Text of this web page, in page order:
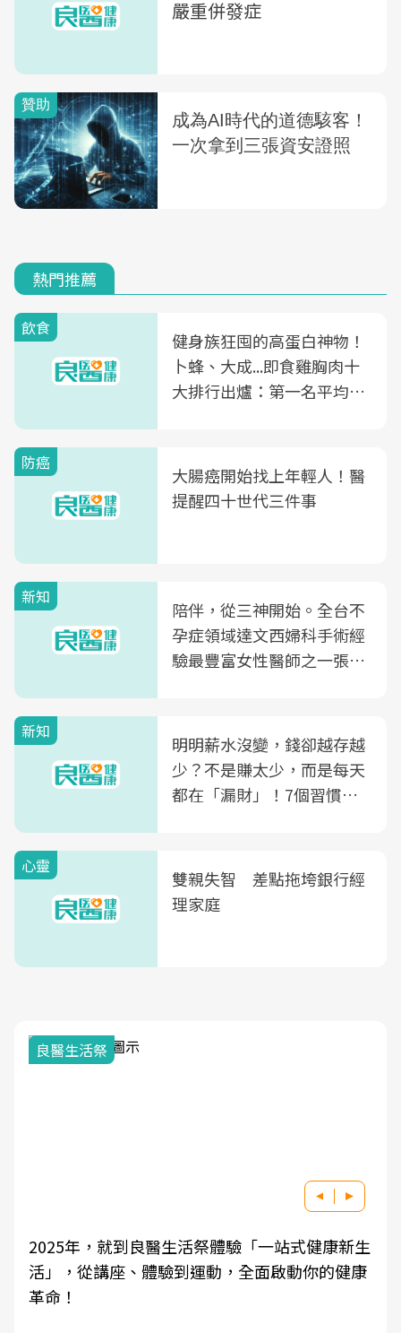
嚴重併發症
熱門推薦
飲食
健身族狂囤的高蛋白神物！
卜蜂、大成...即食雞胸肉十
大排行出爐：第一名平均一
防癌
大腸癌開始找上年輕人！醫
提醒四十世代三件事
新知
陪伴，從三神開始。全台不
孕症領域達文西婦科手術經
驗最豐富女性醫師之一張永
光田醫院建構360度女性健
康照護生態圈
新知
明明薪水沒變，錢卻越存越
少？不是賺太少，而是每天
都在「漏財」！7個習慣一
心靈
雙親失智 差點拖垮銀行經
理家庭
良醫生活祭
2025年，就到良醫生活祭體驗「一站式健康新生
活」，從講座、體驗到運動，全面啟動你的健康
革命！